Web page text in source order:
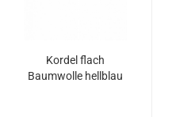
Kordel flach
Baumwolle hellblau